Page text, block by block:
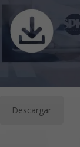
Descargar